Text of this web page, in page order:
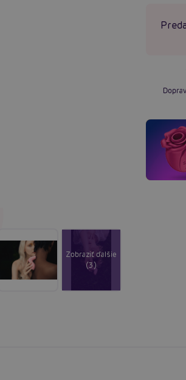
Zobraziť ďalšie
(3)